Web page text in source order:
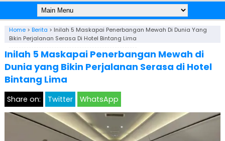
Home> Berita > Inilah 5 Maskapai Penerbangan Mewah Di Dunia Yang
Bikin Perjalanan Serasa Di Hotel Bintang Lima
Inilah 5 Maskapai Penerbangan Mewah di
Dunia yang Bikin Perjalanan Serasa di Hotel
Bintang Lima
Share on: Twitter WhatsApp